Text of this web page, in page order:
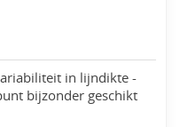
in lijndikte -
bijzonder geschikt